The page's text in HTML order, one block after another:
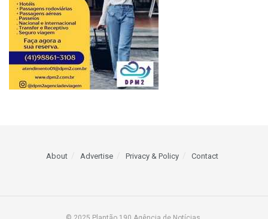
About Advertise Privacy & Policy Contact